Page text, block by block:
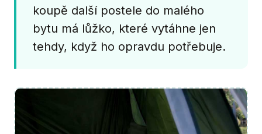
koupě další postele do malého
bytu má lůžko, které vytáhne jen
tehdy, když ho opravdu potřebuje.